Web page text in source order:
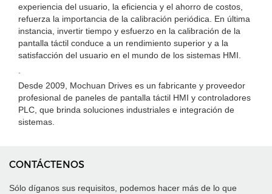
experiencia del usuario, la eficiencia y el ahorro de costos,
refuerza la importancia de la calibración periódica. En última
instancia, invertir tiempo y esfuerzo en la calibración de la
pantalla táctil conduce a un rendimiento superior y a la
satisfacción del usuario en el mundo de los sistemas HMI.
Desde 2009, Mochuan Drives es un fabricante y proveedor
profesional de paneles de pantalla táctil HMI y controladores
PLC, que brinda soluciones industriales e integración de
sistemas.
CONTÁCTENOS
Sólo díganos sus requisitos, podemos hacer más de lo que